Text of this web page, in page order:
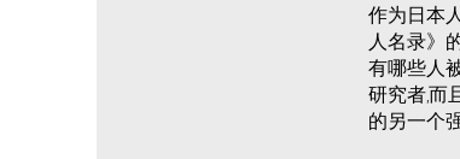
作为日本
人名录》
有哪些人
研究者,而
的另一个